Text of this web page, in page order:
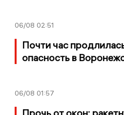
06/08 02:51
Почти час
опасность в
06/08 01:57